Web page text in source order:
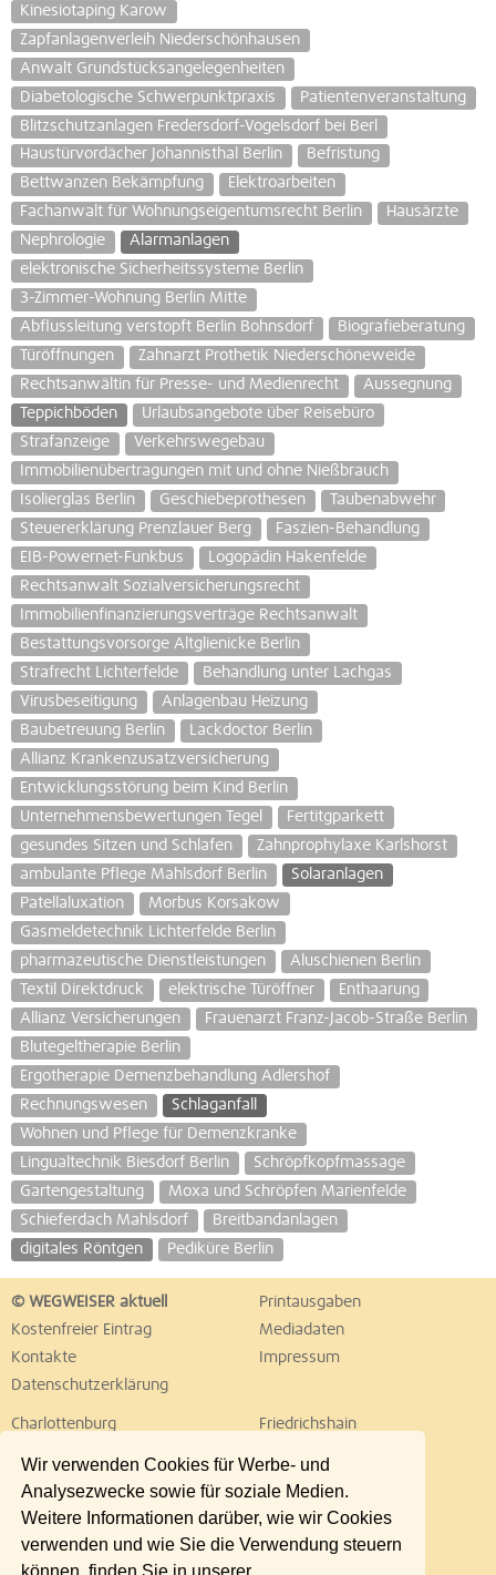
Wir verwenden Cookies für Werbe- und
Analysezwecke sowie für soziale Medien.
Weitere Informationen darüber, wie wir Cookies
verwenden und wie Sie die Verwendung steuern
können, finden Sie in unserer
Kinesiotaping Karow
Zapfanlagenverleih Niederschönhausen
Anwalt Grundstücksangelegenheiten
Diabetologische Schwerpunktpraxis
Patientenveranstaltung
Blitzschutzanlagen Fredersdorf-Vogelsdorf bei Berl
Haustürvordächer Johannisthal Berlin
Befristung
Bettwanzen Bekämpfung
Elektroarbeiten
Fachanwalt für Wohnungseigentumsrecht Berlin
Hausärzte
Nephrologie
Alarmanlagen
elektronische Sicherheitssysteme Berlin
3-Zimmer-Wohnung Berlin Mitte
Abflussleitung verstopft Berlin Bohnsdorf
Biografieberatung
Türöffnungen
Zahnarzt Prothetik Niederschöneweide
Rechtsanwältin für Presse- und Medienrecht
Aussegnung
Teppichböden
Urlaubsangebote über Reisebüro
Strafanzeige
Verkehrswegebau
Immobilienübertragungen mit und ohne Nießbrauch
Isolierglas Berlin
Geschiebeprothesen
Taubenabwehr
Steuererklärung Prenzlauer Berg
Faszien-Behandlung
EIB-Powernet-Funkbus
Logopädin Hakenfelde
Rechtsanwalt Sozialversicherungsrecht
Immobilienfinanzierungsverträge Rechtsanwalt
Bestattungsvorsorge Altglienicke Berlin
Strafrecht Lichterfelde
Behandlung unter Lachgas
Virusbeseitigung
Anlagenbau Heizung
Baubetreuung Berlin
Lackdoctor Berlin
Allianz Krankenzusatzversicherung
Entwicklungsstörung beim Kind Berlin
Unternehmensbewertungen Tegel
Fertitgparkett
gesundes Sitzen und Schlafen
Zahnprophylaxe Karlshorst
ambulante Pflege Mahlsdorf Berlin
Solaranlagen
Patellaluxation
Morbus Korsakow
Gasmeldetechnik Lichterfelde Berlin
pharmazeutische Dienstleistungen
Aluschienen Berlin
Textil Direktdruck
elektrische Türöffner
Enthaarung
Allianz Versicherungen
Frauenarzt Franz-Jacob-Straße Berlin
Blutegeltherapie Berlin
Ergotherapie Demenzbehandlung Adlershof
Rechnungswesen
Schlaganfall
Wohnen und Pflege für Demenzkranke
Lingualtechnik Biesdorf Berlin
Schröpfkopfmassage
Gartengestaltung
Moxa und Schröpfen Marienfelde
Schieferdach Mahlsdorf
Breitbandanlagen
digitales Röntgen
Pediküre Berlin
© WEGWEISER aktuell
Printausgaben
Kostenfreier Eintrag
Mediadaten
Kontakte
Impressum
Datenschutzerklärung
Charlottenburg
Friedrichshain
Lichtenberg
Marzahn
Neukölln
Pankow